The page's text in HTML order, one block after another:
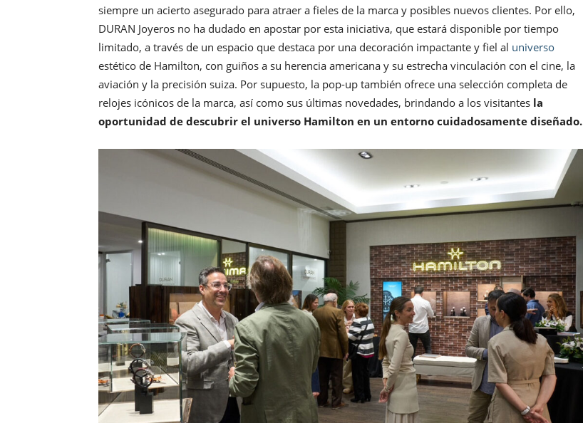
siempre un acierto asegurado para atraer a fieles de la marca y posibles nuevos clientes. Por ello,
DURAN Joyeros no ha dudado en apostar por esta iniciativa, que estará disponible por tiempo
limitado, a través de un espacio que destaca por una decoración impactante y fiel al universo
estético de Hamilton, con guiños a su herencia americana y su estrecha vinculación con el cine, la
aviación y la precisión suiza. Por supuesto, la pop-up también ofrece una selección completa de
relojes icónicos de la marca, así como sus últimas novedades, brindando a los visitantes la
oportunidad de descubrir el universo Hamilton en un entorno cuidadosamente diseñado.